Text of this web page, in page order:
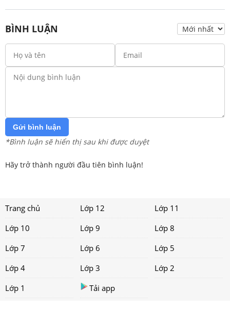
BÌNH LUẬN
Gửi bình luận
*Bình luận sẽ hiển thị sau khi được duyệt
Hãy trở thành người đầu tiên bình luận!
Trang chủ Lớp 12
Lớp 11
Lớp 10
Lớp 9
Lớp 8
Lớp 7
Lớp 6
Lớp 5
Lớp 4
Lớp 3
Lớp 2
Lớp 1
Tải app